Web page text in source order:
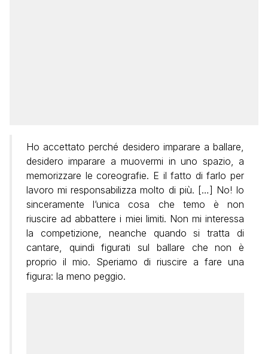
Ho accettato perché desidero imparare a ballare,
desidero imparare a muovermi in uno spazio, a
memorizzare le coreografie. E il fatto di farlo per
lavoro mi responsabilizza molto di più. […] No! Io
sinceramente l’unica cosa che temo è non
riuscire ad abbattere i miei limiti. Non mi interessa
la competizione, neanche quando si tratta di
cantare, quindi figurati sul ballare che non è
proprio il mio. Speriamo di riuscire a fare una
figura: la meno peggio.